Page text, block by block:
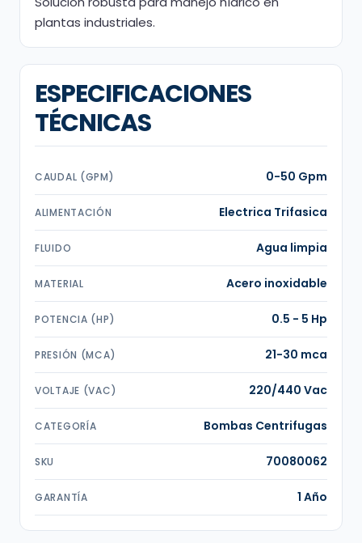
plantas industriales.
ESPECIFICACIONES
TÉCNICAS
CAUDAL (GPM) 0-50 Gpm
ALIMENTACIÓN Electrica Trifasica
FLUIDO Agua limpia
MATERIAL Acero inoxidable
POTENCIA (HP) 0.5 - 5 Hp
PRESIÓN (MCA) 21-30 mca
VOLTAJE (VAC) 220/440 Vac
CATEGORÍA Bombas Centrifugas
SKU 70080062
GARANTÍA 1 Año